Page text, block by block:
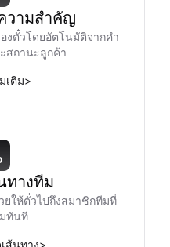
วามสำคัญ
ตั๋วโดยอัตโนมัติจากคำ
สถานะลูกค้า
เติม>
ทางทีม
ยให้ตั๋วไปถึงสมาชิกทีมที่
ทันที
ส้นทาง>